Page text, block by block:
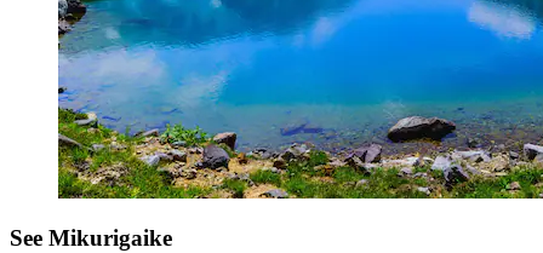
See Mikurigaike